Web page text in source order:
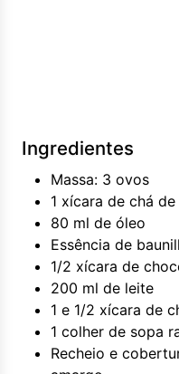
Ingredientes
Massa: 3 ovos
1 xícara de chá
80 ml de óleo
Essência de
1/2 xícara de
200 ml de leite
1 e 1/2 xícara de
1 colher de sopa
Recheio e